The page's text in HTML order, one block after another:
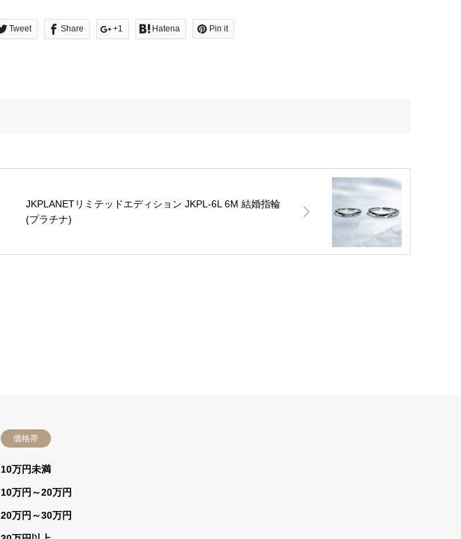
Tweet Share +1 Hatena Pin it
JKPLANETリミテッドエディション JKPL-6L 6M 結婚指輪
(プラチナ)
価格帯
10万円未満
10万円～20万円
20万円～30万円